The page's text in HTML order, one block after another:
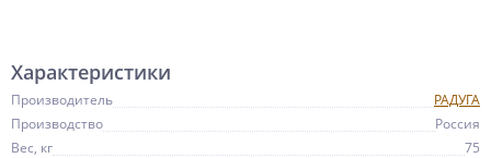
Характеристики
Производитель
РАДУГА
Производство
Россия
Вес, кг
75